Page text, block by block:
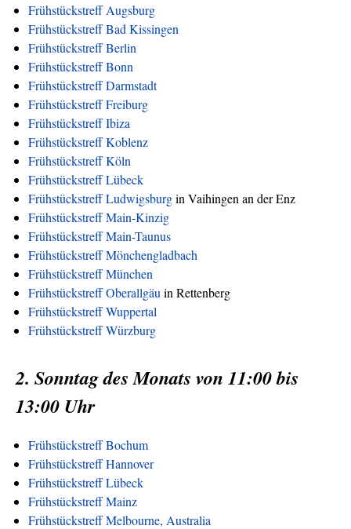
Frühstückstreff Augsburg
Frühstückstreff Bad Kissingen
Frühstückstreff Berlin
Frühstückstreff Bonn
Frühstückstreff Darmstadt
Frühstückstreff Freiburg
Frühstückstreff Ibiza
Frühstückstreff Koblenz
Frühstückstreff Köln
Frühstückstreff Lübeck
Frühstückstreff Ludwigsburgin Vaihingen an der Enz
Frühstückstreff Main-Kinzig
Frühstückstreff Main-Taunus
Frühstückstreff Mönchengladbach
Frühstückstreff München
Frühstückstreff Oberallgäu in Rettenberg
Frühstückstreff Wuppertal
Frühstückstreff Würzburg
2. Sonntag des Monats von 11:00 bis
13:00 Uhr
Frühstückstreff Bochum
Frühstückstreff Hannover
Frühstückstreff Lübeck
Frühstückstreff Mainz
Frühstückstreff Melbourne, Australia